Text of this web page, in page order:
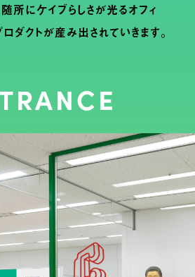
所にケイブらしさが光るオフィ
ダクトが産み出されていきます。